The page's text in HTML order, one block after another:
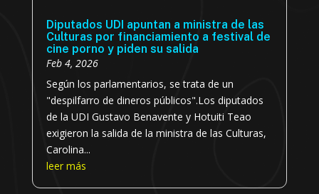
Diputados UDI apuntan a ministra de las
Culturas por financiamiento a festival de
cine porno y piden su salida
Feb 4, 2026
Según los parlamentarios, se trata de un
"despilfarro de dineros públicos".Los diputados
de la UDI Gustavo Benavente y Hotuiti Teao
exigieron la salida de la ministra de las Culturas,
Carolina...
leer más